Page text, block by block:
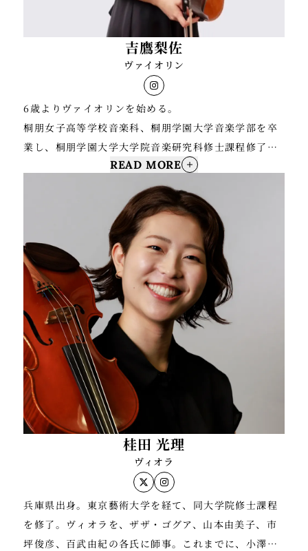
吉鷹梨佐
ヴァイオリン
6歳よりヴァイオリンを始める。
桐朋女子高等学校音楽科、桐朋学園大学音楽学部を卒
業し、桐朋学園大学大学院音楽研究科修士課程修了。
新日本フィルハーモニー交響楽団の第１ヴァイオリン
契約団員を経て、現在フリーランスとして活動中。
第17回日本演奏家コンクール第3位。第12回セシリア
国際音楽コンクール室内楽部門第2位。
桐朋学園大学成績優秀者によるStudent's concert、
室内楽演奏会に出演。
これまでにヴァイオリンを須貝万紀、久保良治の各氏
に師事。室内楽を山﨑伸子、三瀬和朗、藤井一興、磯
村和英の各氏に師事。
READ MORE
桂田 光理
ヴィオラ
兵庫県出身。東京藝術大学を経て、同大学院修士課程
を修了。ヴィオラを、ザザ・ゴグア、山本由美子、市
坪俊彦、百武由紀の各氏に師事。これまでに、小澤征